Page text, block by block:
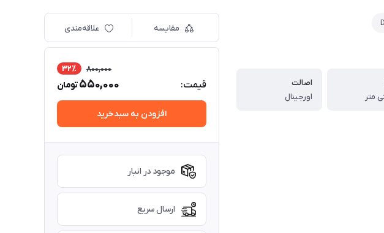
اصالت
اورجینال
مقایسه علاقه‌مندی
قیمت:
800,000 32٪
550,000تومان
افزودن به سبدخرید
موجود در انبار
ارسال سریع